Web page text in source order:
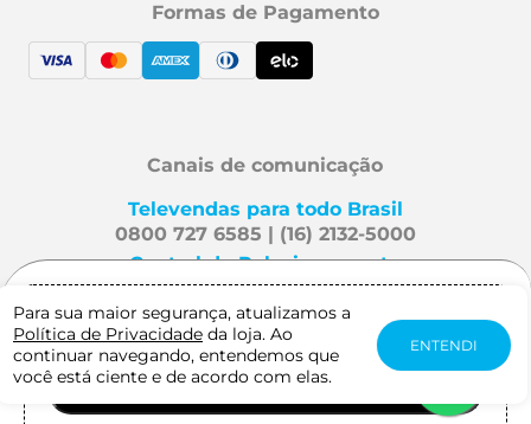
Para sua maior segurança, atualizamos a
Política de Privacidade da loja. Ao
continuar navegando, entendemos que
você está ciente e de acordo com elas.
ENTENDI
Gostaria de receber notificação quando
este produto estiver disponível?
Formas de Pagamento
Canais de comunicação
Televendas para todo Brasil
0800 727 6585 | (16) 2132-5000
Central de Relacionamento
Fale Conosco
Mafra Especialidades é uma